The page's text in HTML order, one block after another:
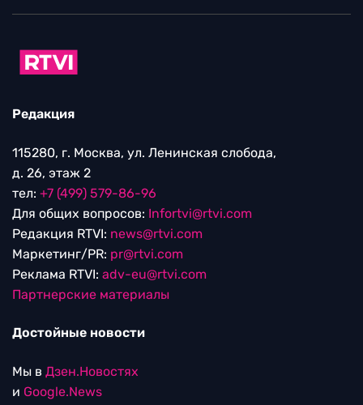
Редакция
115280, г. Москва, ул. Ленинская слобода,
д. 26, этаж 2
тел: +7 (499) 579-86-96
Для общих вопросов: Infortvi@rtvi.com
Редакция RTVI: news@rtvi.com
Маркетинг/PR: pr@rtvi.com
Реклама RTVI: adv-eu@rtvi.com
Партнерские материалы
Достойные новости
Мы в Дзен.Новостях
и Google.News